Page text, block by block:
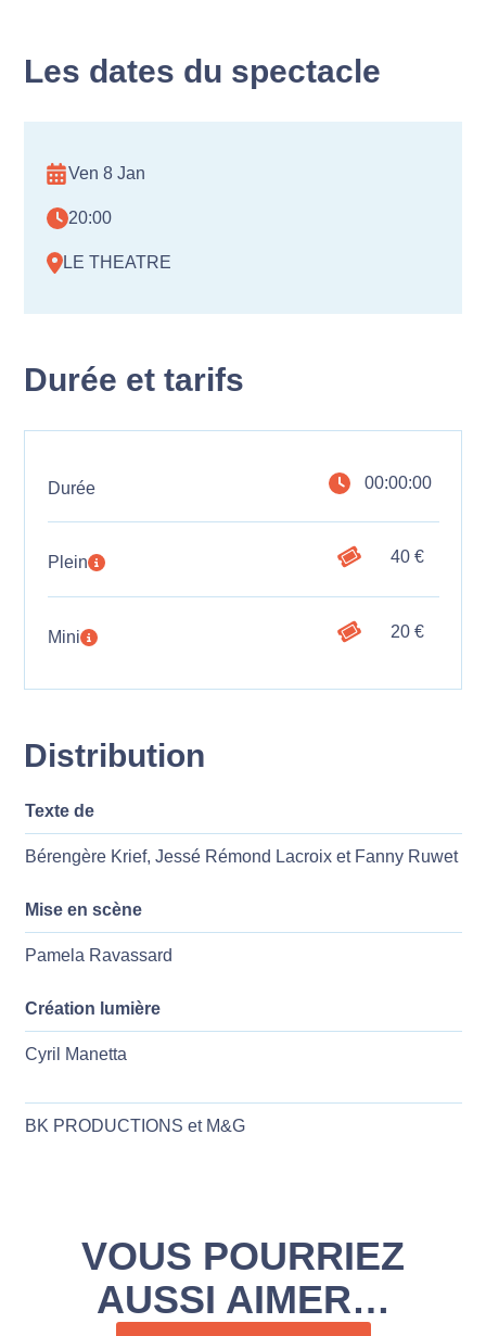
Les dates du spectacle
Ven 8 Jan
20:00
LE THEATRE
Durée et tarifs
Durée 00:00:00
Plein 40 €
Mini 20 €
Distribution
Texte de
Bérengère Krief, Jessé Rémond Lacroix et Fanny Ruwet
Mise en scène
Pamela Ravassard
Création lumière
Cyril Manetta
BK PRODUCTIONS et M&G
VOUS POURRIEZ
AUSSI AIMER…